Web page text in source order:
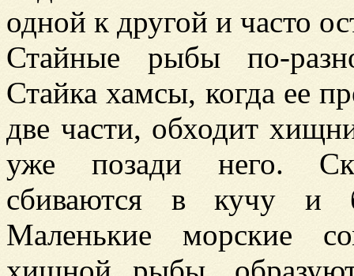
одной к другой и часто
Стайные рыбы по-
Стайка хамсы, когда ее
две части, обходит
уже позади него.
сбиваются в кучу и
Маленькие морские